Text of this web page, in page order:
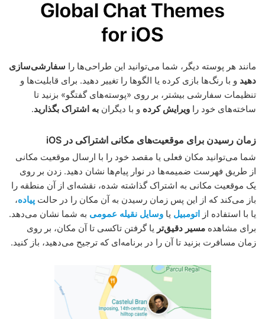
مانند هر پوسته دیگر، شما می‌توانید این طراحی‌ها را سفارشی‌سازی
دهید و با رنگ‌ها بازی کرده یا الگوها را تغییر دهید. برای قابلیت‌ها و
تنظیمات سفارشی بیشتر، بر روی «پوسته‌های گفتگو» بزنید تا
ساخته‌های خود را ویرایش کرده و با دیگران به اشتراک بگذارید.
زمان رسیدن برای موقعیت‌های مکانی اشتراکی در iOS
شما می‌توانید مکان فعلی یا مقصد خود را با ارسال موقعیت مکانی
از طریق فهرست ضمیمه‌ها در نوار پیام‌ها نشان دهید. زدن بر روی
یک موقعیت مکانی به اشتراک گذاشته شده، نقشه‌ای از آن منطقه را
باز می‌کند که از این پس زمان رسیدن به آن مکان را در حالت پیاده،
یا با استفاده از اتومبیل یا وسایل نقیله عمومی به شما نشان می‌دهد.
برای مشاهده مسیر دقیق‌تر یا گرفتن تاکسی تا آن مکان، بر روی
زمان مسافرت بزنید تا آن را در برنامه‌ای که ترجیح می‌دهید، باز کنید.